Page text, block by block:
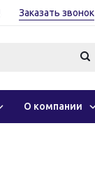
Заказать звонок
О компании